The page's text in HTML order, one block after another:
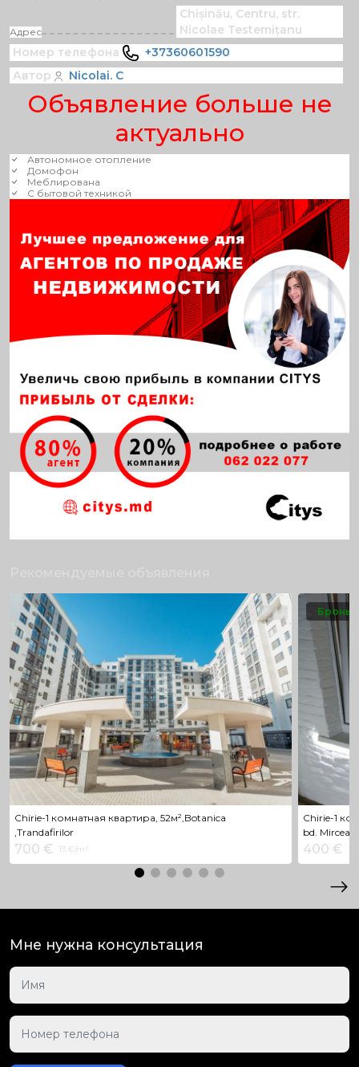
Адрес
Chișinău, Centru, str.
Nicolae Testemițanu
Номер телефона
+37360601590
Автор
Nicolai. C
Объявление больше не
актуально
Автономное отопление
Домофон
Меблирована
С бытовой техникой
10
Chirie-1 комнатная квартира, 52м²,Botanica
,Trandafirilor
700 € 13 €/m²
Бронь
Chirie-1
bd. Mircea
400 €
Мне нужна консультация